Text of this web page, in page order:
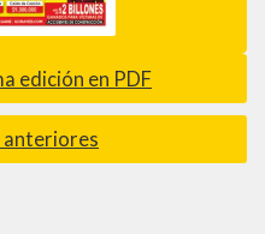
edición en PDF
anteriores